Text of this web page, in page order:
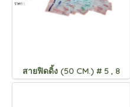
สายฟิดดิ้ง (50 CM.) # 5 , 8